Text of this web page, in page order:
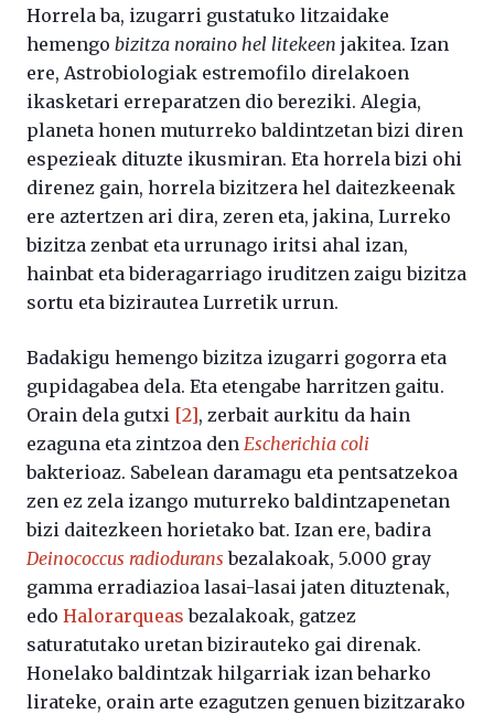
Horrela ba, izugarri gustatuko litzaidake
hemengo bizitza noraino hel litekeen jakitea. Izan
ere, Astrobiologiak estremofilo direlakoen
ikasketari erreparatzen dio bereziki. Alegia,
planeta honen muturreko baldintzetan bizi diren
espezieak dituzte ikusmiran. Eta horrela bizi ohi
direnez gain, horrela bizitzera hel daitezkeenak
ere aztertzen ari dira, zeren eta, jakina, Lurreko
bizitza zenbat eta urrunago iritsi ahal izan,
hainbat eta bideragarriago iruditzen zaigu bizitza
sortu eta bizirautea Lurretik urrun.
Badakigu hemengo bizitza izugarri gogorra eta
gupidagabea dela. Eta etengabe harritzen gaitu.
Orain dela gutxi [2], zerbait aurkitu da hain
ezaguna eta zintzoa den Escherichia coli
bakterioaz. Sabelean daramagu eta pentsatzekoa
zen ez zela izango muturreko baldintzapenetan
bizi daitezkeen horietako bat. Izan ere, badira
Deinococcus radiodurans bezalakoak, 5.000 gray
gamma erradiazioa lasai-lasai jaten dituztenak,
edo Halorarqueas bezalakoak, gatzez
saturatutako uretan bizirauteko gai direnak.
Honelako baldintzak hilgarriak izan beharko
lirateke, orain arte ezagutzen genuen bizitzarako